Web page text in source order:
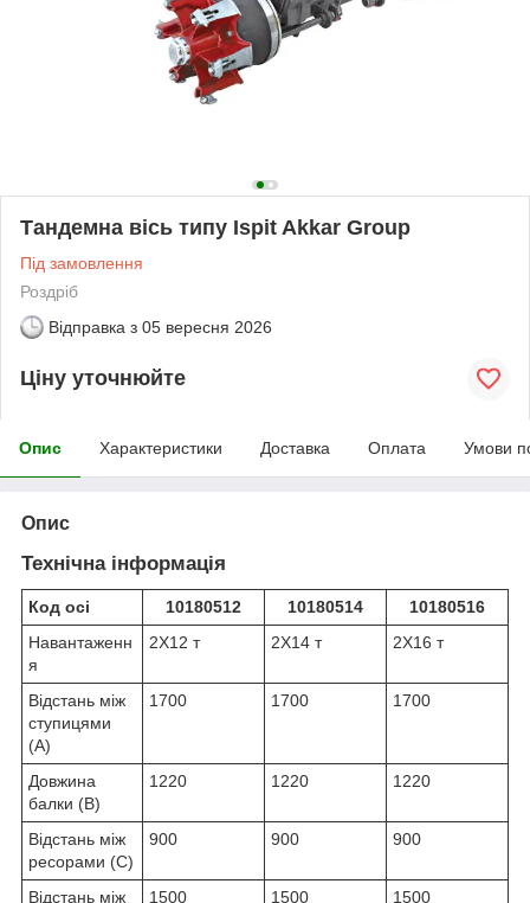
Тандемна вісь типу Ispit Akkar Group
Під замовлення
Роздріб
Відправка з 05 вересня 2026
Ціну уточнюйте
Опис Характеристики Доставка Оплата Умови
Опис
Технічна інформація
Код осі 10180512 10180514
10180516
Навантаженн
я
2X12 т 2X14 т 2X16 т
Відстань між
ступицями
(A)
1700 1700 1700
Довжина
балки (B)
1220 1220 1220
Відстань між
ресорами (C)
900 900 900
Відстань між
1500 1500 1500